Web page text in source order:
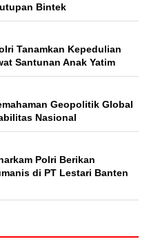
Bintek
Tanamkan Kepedulian
Santunan Anak Yatim
Geopolitik Global
Nasional
Polri Berikan
di PT Lestari Banten